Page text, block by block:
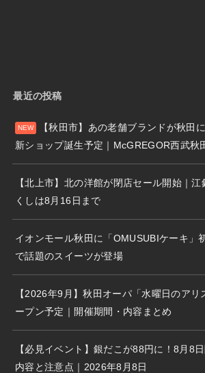
最近の投稿
【秋田市】あの老舗ブランドが秋田
新ショップ誕生予定｜McGREGOR西武秋
【北上市】北の洋館が閉店セール開始｜
くしは8月16日まで
イオンモール秋田に「OMUSUBIケーキ」
で話題のスイーツが登場
【2026年9月】秋田オーパ「水曜日のアリ
ープン予定｜開催期間・内容まとめ
【必見イベント】銀だこが88円に！8月8
内容と注意点｜2026年8月8日